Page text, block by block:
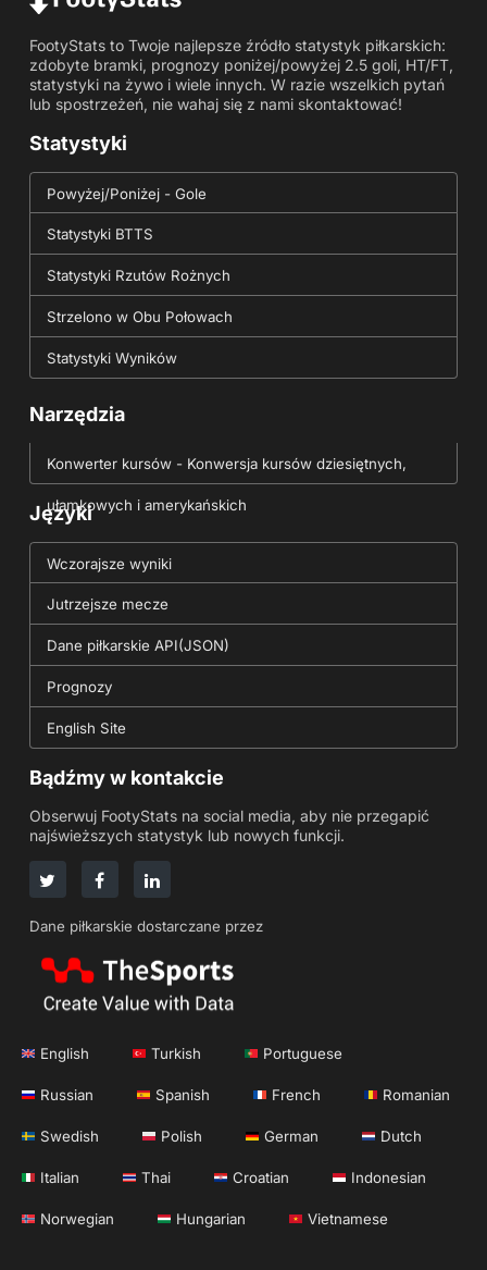
FootyStats to Twoje najlepsze źródło statystyk piłkarskich:
zdobyte bramki, prognozy poniżej/powyżej 2.5 goli, HT/FT,
statystyki na żywo i wiele innych. W razie wszelkich pytań
lub spostrzeżeń, nie wahaj się z nami skontaktować!
Statystyki
Powyżej/Poniżej - Gole
Statystyki BTTS
Statystyki Rzutów Rożnych
Strzelono w Obu Połowach
Statystyki Wyników
Narzędzia
Konwerter kursów - Konwersja kursów dziesiętnych,
ułamkowych i amerykańskich
Języki
Wczorajsze wyniki
Jutrzejsze mecze
Dane piłkarskie API(JSON)
Prognozy
English Site
Bądźmy w kontakcie
Obserwuj FootyStats na social media, aby nie przegapić
najświeższych statystyk lub nowych funkcji.
Dane piłkarskie dostarczane przez
English Turkish Portuguese
Russian Spanish French Romanian
Swedish Polish German Dutch
Italian Thai Croatian Indonesian
Norwegian Hungarian Vietnamese